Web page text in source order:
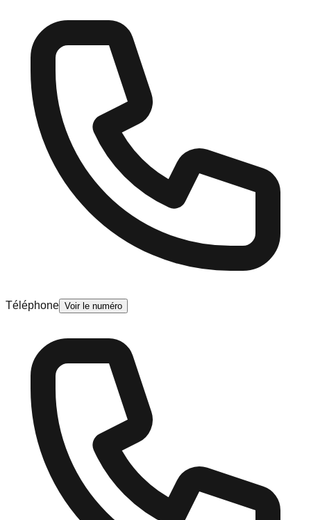
Téléphone Voir le numéro